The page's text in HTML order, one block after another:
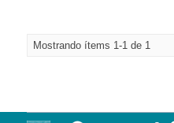
Mostrando ítems 1-1 de 1